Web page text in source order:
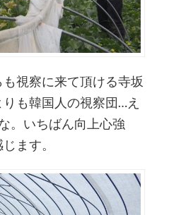
視察に来て頂ける寺坂
も韓国人の視察団…え
。いちばん向上心強
ます。